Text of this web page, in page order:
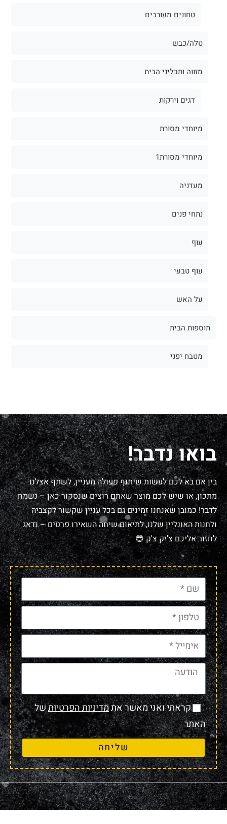
טחונים מעורבים
טלה/כבש
מזווה ותבליני הבית
דגים וירקות
מיוחדי מסורת
מיוחדי מסורת1
מעדניה
נתחי פנים
עוף
עוף טבעי
על האש
תוספות הבית
מטבח יפני
בואו נדבר!
בין אם בא לכם לעשות שיתוף פעולה מעניין, לשתף אצלנו
מתכון, או שיש לכם מוצר שאתם רוצים שנסקור כאן – נשמח
לדבר! כמובן שאנחנו זמינים גם בכל עניין שקשור לקצביה
ולחנות האונליין שלנו, לתיאום שיחה השאירו פרטים – נדאג
לחזור אליכם צ'יק צ'ק 😎
קראתי ואני מאשר אתמדיניות הפרטיותשל
האתר
שליחה